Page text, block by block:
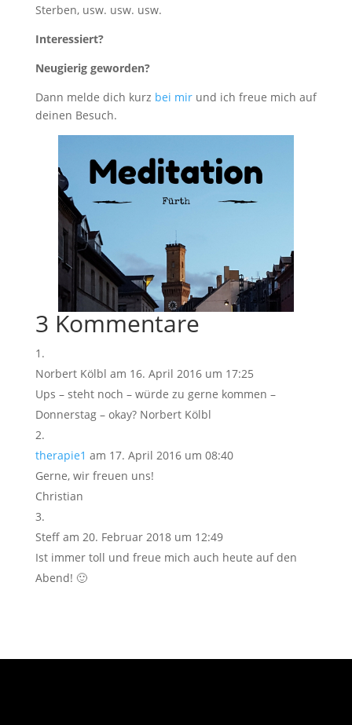
Sterben, usw. usw. usw.
Interessiert?
Neugierig geworden?
Dann melde dich kurz bei mirund ich freue mich auf
deinen Besuch.
3 Kommentare
Norbert Kölbl am 16. April 2016 um 17:25
Ups – steht noch – würde zu gerne kommen –
Donnerstag – okay? Norbert Kölbl
therapie1 am 17. April 2016 um 08:40
Gerne, wir freuen uns!
Christian
Steff am 20. Februar 2018 um 12:49
Ist immer toll und freue mich auch heute auf den
Abend! 🙂